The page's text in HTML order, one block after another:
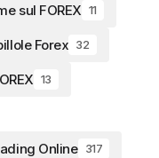
sul FOREX 11
Forex 32
13
Online 317